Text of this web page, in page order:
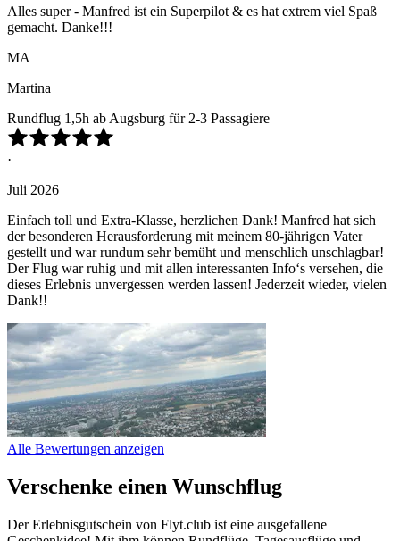
Alles super - Manfred ist ein Superpilot & es hat extrem viel Spaß
gemacht. Danke!!!
MA
Martina
Rundflug 1,5h ab Augsburg für 2-3 Passagiere
·
Juli 2026
Einfach toll und Extra-Klasse, herzlichen Dank! Manfred hat sich
der besonderen Herausforderung mit meinem 80-jährigen Vater
gestellt und war rundum sehr bemüht und menschlich unschlagbar!
Der Flug war ruhig und mit allen interessanten Info‘s versehen, die
dieses Erlebnis unvergessen werden lassen! Jederzeit wieder, vielen
Dank!!
Alle Bewertungen anzeigen
Verschenke einen Wunschflug
Der Erlebnisgutschein von Flyt.club ist eine ausgefallene